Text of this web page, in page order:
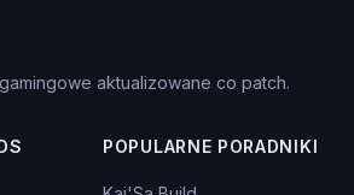
aktualizowane co patch.
POPULARNE PORADNIKI